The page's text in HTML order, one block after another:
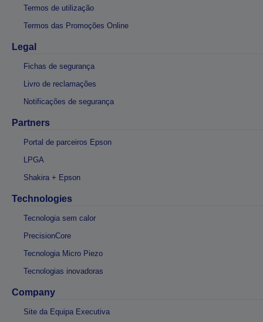
Termos de utilização
Termos das Promoções Online
Legal
Fichas de segurança
Livro de reclamações
Notificações de segurança
Partners
Portal de parceiros Epson
LPGA
Shakira + Epson
Technologies
Tecnologia sem calor
PrecisionCore
Tecnologia Micro Piezo
Tecnologias inovadoras
Company
Site da Equipa Executiva